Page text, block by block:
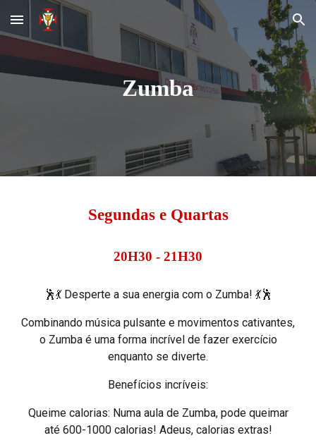
Skip to main content Skip to navigation
Zumba
Segundas e Quartas
20H30 - 21H30
🕺💃 Desperte a sua energia com o Zumba! 💃🕺
Combinando música pulsante e movimentos cativantes,
o Zumba é uma forma incrível de fazer exercício
enquanto se diverte.
Benefícios incríveis:
Queime calorias: Numa aula de Zumba, pode queimar
até 600-1000 calorias! Adeus, calorias extras!